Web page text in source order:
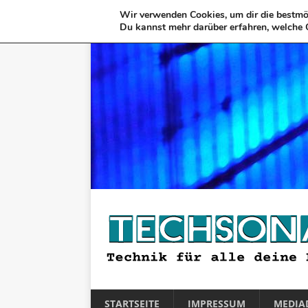
STARTSEITE IMPRESSUM
Wir verwenden Cookies, um dir die
Du kannst mehr darüber erfahren,